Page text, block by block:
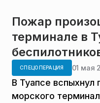
Пожар
терминале в
СПЕЦОПЕРАЦИЯ 01 мая
В Туапсе вспыхнул
морского